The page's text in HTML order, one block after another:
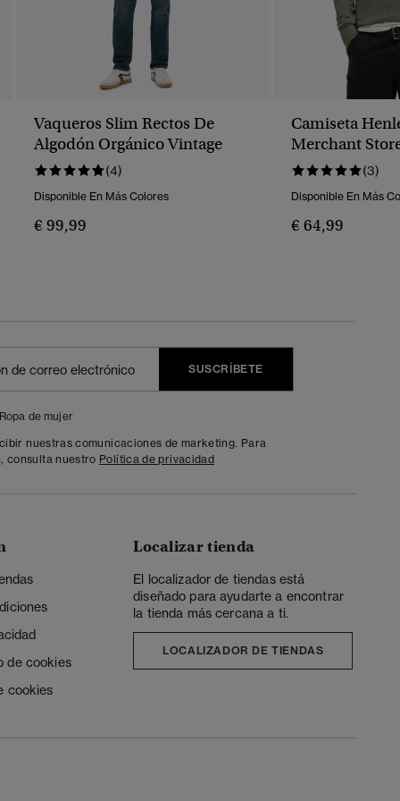
Vaqueros Slim Rectos De
Algodón Orgánico Vintage
(4)
Disponible En Más Colores
€ 99,99
Camiseta
Merchant
(3)
Disponible En Más
€ 64,99
SUSCRÍBETE
de mujer
nuestras comunicaciones de marketing. Para
consulta nuestro Política de privacidad
de cookies
cookies
Localizar tienda
El localizador de tiendas está
diseñado para ayudarte a encontrar
la tienda más cercana a ti.
LOCALIZADOR DE TIENDAS